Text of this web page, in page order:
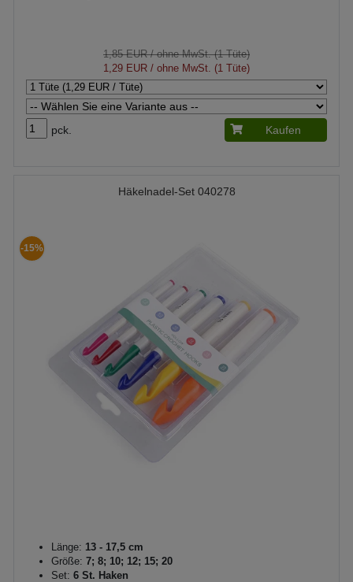
1,85 EUR/ ohne MwSt. (1 Tüte)
1,29 EUR / ohne MwSt. (1 Tüte)
pck. Kaufen
Häkelnadel-Set 040278
-15%
Länge: 13 - 17,5 cm
Größe: 7; 8; 10; 12; 15; 20
Set: 6 St. Haken